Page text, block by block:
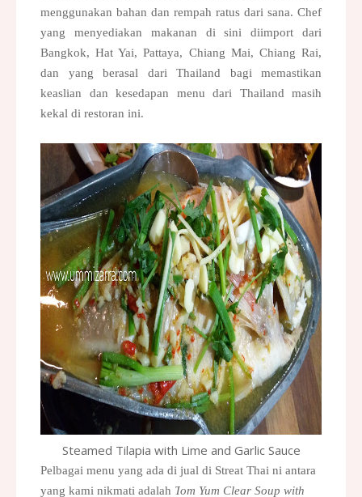
menggunakan bahan dan rempah ratus dari sana. Chef
yang menyediakan makanan di sini diimport dari
Bangkok, Hat Yai,Pattaya, Chiang Mai, Chiang Rai,
dan yang berasal dari Thailand bagi memastikan
keaslian dan kesedapan menu dari Thailand masih
kekal di restoran ini.
Steamed Tilapia with Lime and Garlic Sauce
Pelbagai menu yang ada di jual di Streat Thai ni antara
yang kami nikmati adalah Tom Yum Clear Soup with